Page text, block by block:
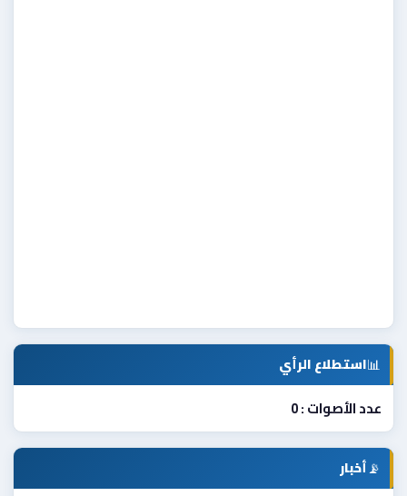
📊استطلاع الرأي
عدد الأصوات : 0
📡أخبار